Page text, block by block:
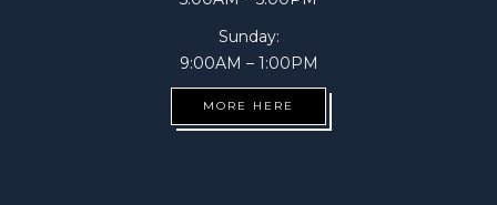
Sunday:
9:00AM – 1:00PM
MORE HERE